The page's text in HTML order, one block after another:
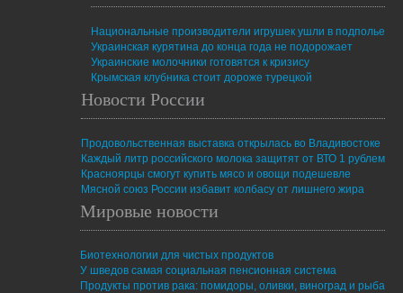
Национальные производители игрушек ушли в подполье
Украинская курятина до конца года не подорожает
Украинские молочники готовятся к кризису
Крымская клубника стоит дороже турецкой
Новости России
Продовольственная выставка открылась во Владивостоке
Каждый литр российского молока защитят от ВТО 1 рублем
Красноярцы смогут купить мясо и овощи подешевле
Мясной союз России избавит колбасу от лишнего жира
Мировые новости
Биотехнологии для чистых продуктов
У шведов самая социальная пенсионная система
Продукты против рака: помидоры, оливки, виноград и рыба